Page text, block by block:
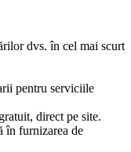
dvs. în cel mai scurt
pentru serviciile
direct pe site.
în furnizarea de